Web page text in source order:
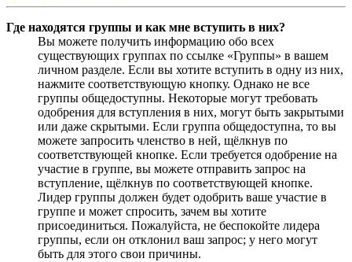
Где находятся группы и как мне вступить в них?
Вы можете получить информацию обо всех
существующих группах по ссылке «Группы» в вашем
личном разделе. Если вы хотите вступить в одну из них,
нажмите соответствующую кнопку. Однако не все
группы общедоступны. Некоторые могут требовать
одобрения для вступления в них, могут быть закрытыми
или даже скрытыми. Если группа общедоступна, то вы
можете запросить членство в ней, щёлкнув по
соответствующей кнопке. Если требуется одобрение на
участие в группе, вы можете отправить запрос на
вступление, щёлкнув по соответствующей кнопке.
Лидер группы должен будет одобрить ваше участие в
группе и может спросить, зачем вы хотите
присоединиться. Пожалуйста, не беспокойте лидера
группы, если он отклонил ваш запрос; у него могут
быть для этого свои причины.